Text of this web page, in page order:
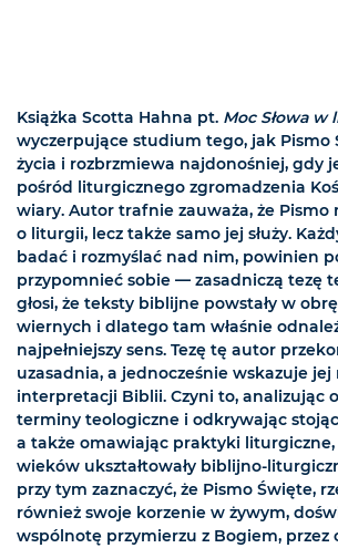
Książka Scotta Hahna pt. Moc Słowa w
wyczerpujące studium tego, jak Pismo
życia i rozbrzmiewa najdonośniej, gdy
pośród liturgicznego zgromadzenia
wiary. Autor trafnie zauważa, że Pismo
o liturgii, lecz także samo jej służy.
badać i rozmyślać nad nim, powinien
przypomnieć sobie — zasadniczą tezę
głosi, że teksty biblijne powstały w
wiernych i dlatego tam właśnie
najpełniejszy sens. Tezę tę autor
uzasadnia, a jednocześnie wskazuje
interpretacji Biblii. Czyni to, analizując
terminy teologiczne i odkrywając
a także omawiając praktyki
wieków ukształtowały biblijno-
przy tym zaznaczyć, że Pismo Święte,
również swoje korzenie w żywym,
wspólnotę przymierzu z Bogiem, przez